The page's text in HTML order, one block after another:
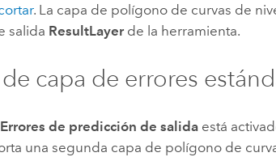
. La capa de polígono de curvas de
salida ResultLayer de la herramienta.
capa de errores
Errores de predicción de salida está
una segunda capa de polígono de